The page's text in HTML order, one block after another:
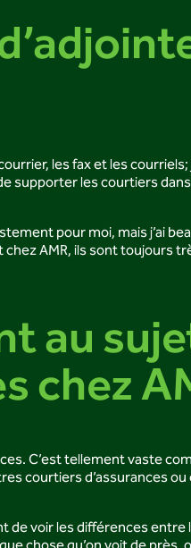
les fax et les
supporter les courtiers
pour moi, mais j’ai
AMR, ils sont toujours
au
chez
C’est tellement vaste
courtiers d’assurances
voir les différences entre